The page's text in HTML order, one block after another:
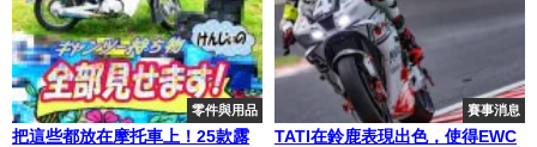
零件與用品
把這些都放在摩托車上！25款露
賽事消息
TATI在鈴鹿表現出色，使得EWC